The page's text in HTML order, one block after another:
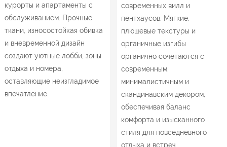
курорты и апартаменты с
обслуживанием. Прочные
ткани, износостойкая обивка
и вневременной дизайн
создают уютные лобби, зоны
отдыха и номера,
оставляющие неизгладимое
впечатление.
современных вилл и
пентхаусов. Мягкие,
плюшевые текстуры и
органичные изгибы
органично сочетаются с
современным,
минималистичным и
скандинавским декором,
обеспечивая баланс
комфорта и изысканного
стиля для повседневного
отдыха и встреч.